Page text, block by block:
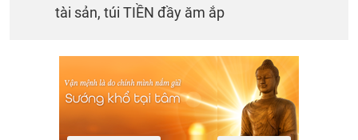
tài sản, túi TIỀN đầy ăm ắp